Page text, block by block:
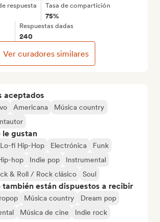
aceptados
Americana
Música country
le gustan
fi Hip-Hop Electrónica
Funk
hop Indie pop
Instrumental
& Roll / Rock clásico Soul
también están dispuestos a recibir
Música country
Dream pop
Música de cine
Indie rock
respuesta Tasa de compartición
75%
Respuestas dadas
240
Ver curadores similares